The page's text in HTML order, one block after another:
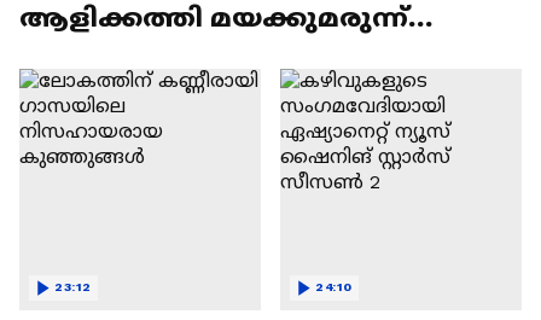
ആളിക്കത്തി മയക്കുമരുന്ന്
23:12 24:10